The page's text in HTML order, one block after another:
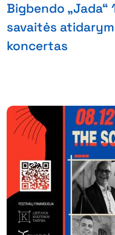
Bigbendo
savaitės
koncertas